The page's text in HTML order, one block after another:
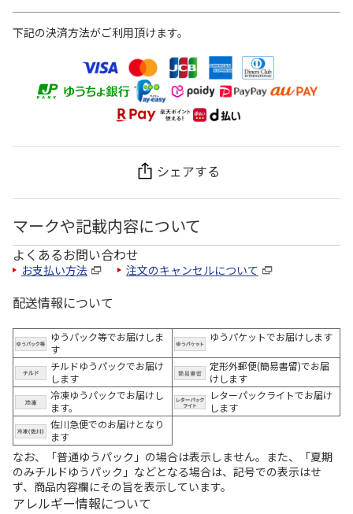
下記の決済方法がご利用頂けます。
シェアする
マークや記載内容について
よくあるお問い合わせ
お支払い方法 注文のキャンセルについて
配送情報について
ゆうパック等でお届けしま
す
ゆうパケットでお届けします
チルドゆうパックでお届け
します
定形外郵便(簡易書留)でお届
けします
冷凍ゆうパックでお届けし
ます。
レターパックライトでお届け
します
佐川急便でのお届けとなり
ます
なお、「普通ゆうパック」の場合は表示しません。また、「夏期
のみチルドゆうパック」などとなる場合は、記号での表示はせ
ず、商品内容欄にその旨を表示しています。
アレルギー情報について